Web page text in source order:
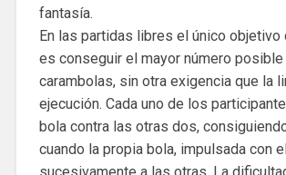
fantasía.
En las partidas libres el único objetivo
es conseguir el mayor número posible
carambolas, sin otra exigencia que la
ejecución. Cada uno de los
bola contra las otras dos,
cuando la propia bola, impulsada con